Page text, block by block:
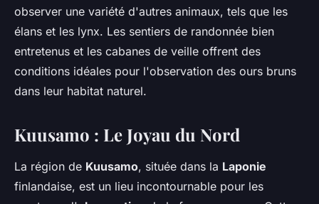
observer une variété d'autres animaux, tels que les
élans et les lynx. Les sentiers de randonnée bien
entretenus et les cabanes de veille offrent des
conditions idéales pour l'observation des ours bruns
dans leur habitat naturel.
Kuusamo : Le Joyau du Nord
La région de Kuusamo, située dans la Laponie
finlandaise, est un lieu incontournable pour les